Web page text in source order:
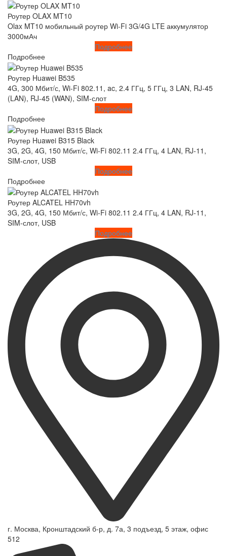
Роутер OLAX MT10
Olax MT10 мобильный роутер Wi-Fi 3G/4G LTE аккумулятор
3000мАч
Подробнее
Подробнее
Роутер Huawei B535
4G, 300 Мбит/с, Wi-Fi 802.11, ac, 2.4 ГГц, 5 ГГц, 3 LAN, RJ-45
(LAN), RJ-45 (WAN), SIM-слот
Подробнее
Подробнее
Роутер Huawei B315 Black
3G, 2G, 4G, 150 Мбит/с, Wi-Fi 802.11 2.4 ГГц, 4 LAN, RJ-11,
SIM-слот, USB
Подробнее
Подробнее
Роутер ALCATEL HH70vh
3G, 2G, 4G, 150 Мбит/с, Wi-Fi 802.11 2.4 ГГц, 4 LAN, RJ-11,
SIM-слот, USB
Подробнее
г. Москва, Кронштадский б-р, д. 7а, 3 подъезд, 5 этаж, офис
512